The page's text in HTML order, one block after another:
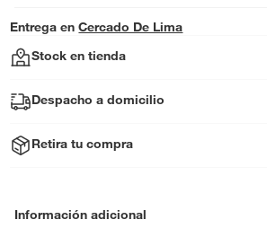
Entrega en Cercado De Lima
Stock en tienda
Despacho a domicilio
Retira tu compra
Información adicional